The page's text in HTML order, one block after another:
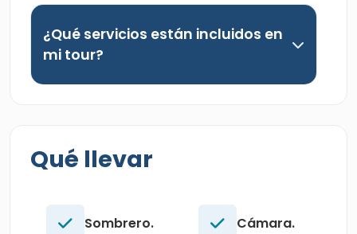
¿Qué servicios están incluidos en
mi tour?
Qué llevar
Sombrero. Cámara.